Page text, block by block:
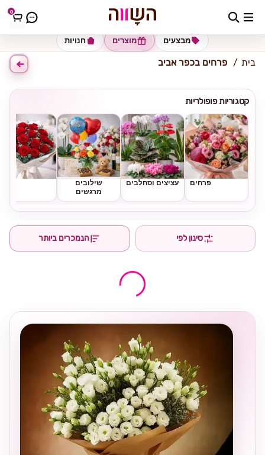
0 כתובת למשלוח הזינו כתובת
חנויות מוצרים מבצעים
בית פרחים בכפר אביב
קטגוריות פופולריות
פרחים עציצים וסחלבים
שילובים
מרגשים
סינון לפי הנמכרים ביותר